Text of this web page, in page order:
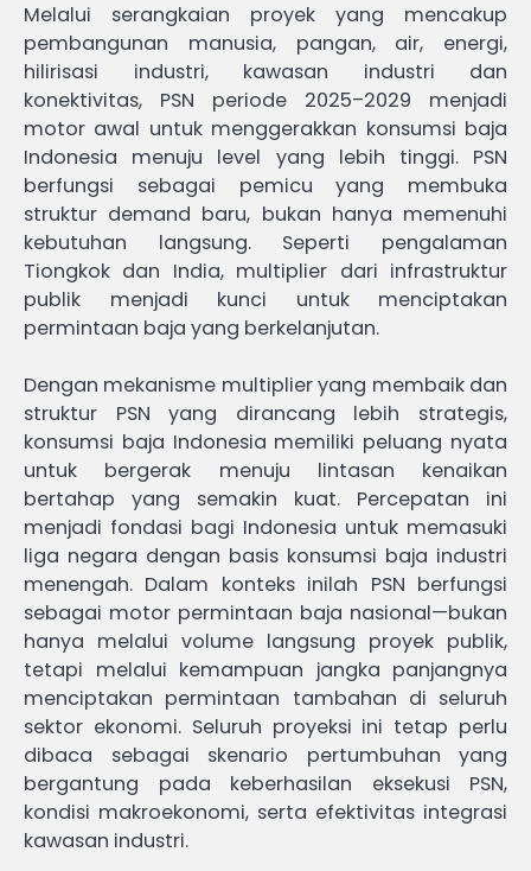
Melalui serangkaian proyek yang mencakup
pembangunan manusia, pangan, air, energi,
hilirisasi industri, kawasan industri dan
konektivitas, PSN periode 2025–2029 menjadi
motor awal untuk menggerakkan konsumsi baja
Indonesia menuju level yang lebih tinggi. PSN
berfungsi sebagai pemicu yang membuka
struktur demand baru, bukan hanya memenuhi
kebutuhan langsung. Seperti pengalaman
Tiongkok dan India, multiplier dari infrastruktur
publik menjadi kunci untuk menciptakan
permintaan baja yang berkelanjutan.
Dengan mekanisme multiplier yang membaik dan
struktur PSN yang dirancang lebih strategis,
konsumsi baja Indonesia memiliki peluang nyata
untuk bergerak menuju lintasan kenaikan
bertahap yang semakin kuat. Percepatan ini
menjadi fondasi bagi Indonesia untuk memasuki
liga negara dengan basis konsumsi baja industri
menengah. Dalam konteks inilah PSN berfungsi
sebagai motor permintaan baja nasional—bukan
hanya melalui volume langsung proyek publik,
tetapi melalui kemampuan jangka panjangnya
menciptakan permintaan tambahan di seluruh
sektor ekonomi. Seluruh proyeksi ini tetap perlu
dibaca sebagai skenario pertumbuhan yang
bergantung pada keberhasilan eksekusi PSN,
kondisi makroekonomi, serta efektivitas integrasi
kawasan industri.